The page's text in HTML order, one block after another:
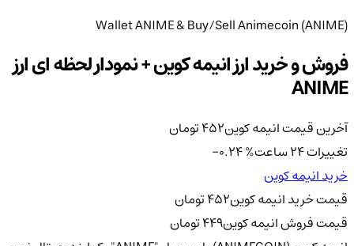
Wallet ANIME & Buy/Sell Animecoin (ANIME)
فروش و خرید ارز انیمه کوین + نمودار لحظه ای ارز
ANIME
آخرین قیمت انیمه کوین452تومان
تغییرات 24 ساعت
-0.24%
خرید انیمه کوین
قیمت خرید انیمه کوین452تومان
قیمت فروش انیمه کوین449تومان